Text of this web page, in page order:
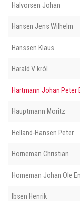
Halvorsen Johan
Hansen Jens Wilhelm
Hanssen Klaus
Harald V król
Hartmann Johan Peter
Hauptmann Moritz
Helland-Hansen Peter
Horneman Christian
Horneman Johan Ole
Ibsen Henrik